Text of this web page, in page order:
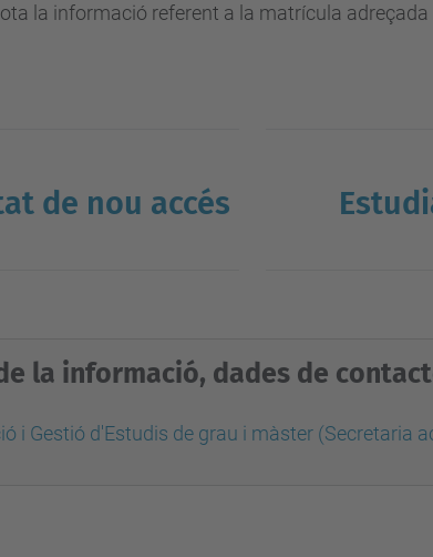
la informació referent a la matrícula adreçada
de nou accés
la informació, dades de
i Gestió d'Estudis de grau i màster (Secretaria